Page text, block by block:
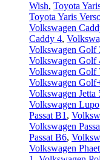
Wish, Toyota
Toyota Yaris
Volkswagen
Caddy 4,
Volkswagen Golf
Volkswagen Golf
Volkswagen Golf
Volkswagen
Volkswagen Jetta
Volkswagen Lupo
Passat B1 ,
Volkswagen
Passat B6,
Volkswagen